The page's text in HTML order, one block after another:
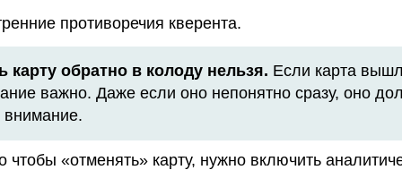
противоречия кверента.
карту обратно в колоду нельзя. Если карта
важно. Даже если оно непонятно сразу, оно
внимание.
чтобы «отменять» карту, нужно включить